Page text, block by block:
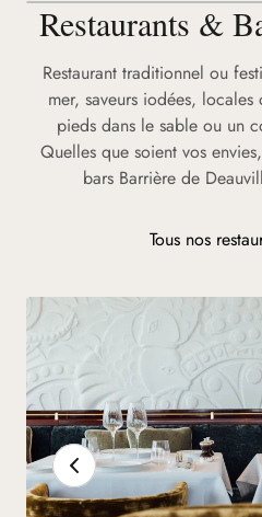
Restaurants &
Restaurant traditionnel ou
mer, saveurs iodées,
pieds dans le sable ou un
Quelles que soient vos
bars Barrière de
Tous nos